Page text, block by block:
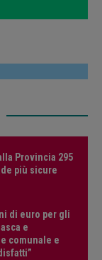
Provincia 295
più sicure
di euro per gli
e
comunale e